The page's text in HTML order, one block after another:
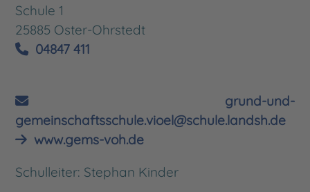
Schule 1
25885 Oster-Ohrstedt
04847 411
grund-und-
gemeinschaftsschule.vioel@schule.landsh.de
www.gems-voh.de
Schulleiter: Stephan Kinder